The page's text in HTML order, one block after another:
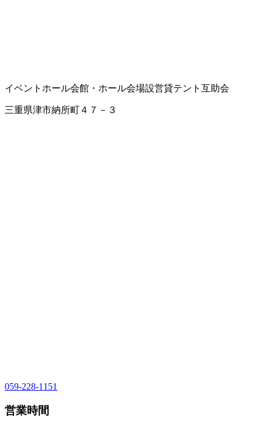
イベントホール会館・ホール会場設営貸テント 互助会
三重県津市納所町４７－３
059-228-1151
営業時間